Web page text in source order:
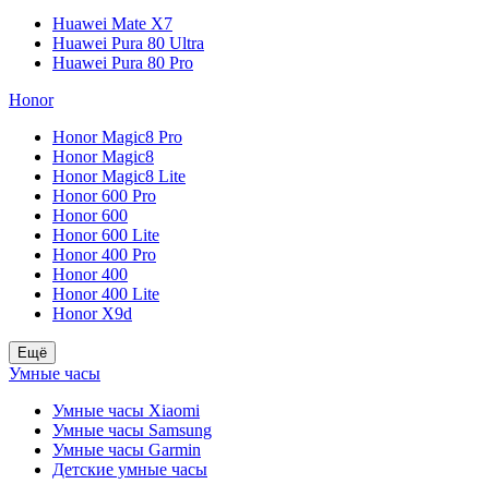
Huawei Mate X7
Huawei Pura 80 Ultra
Huawei Pura 80 Pro
Honor
Honor Magic8 Pro
Honor Magic8
Honor Magic8 Lite
Honor 600 Pro
Honor 600
Honor 600 Lite
Honor 400 Pro
Honor 400
Honor 400 Lite
Honor X9d
Ещё
Умные часы
Умные часы Xiaomi
Умные часы Samsung
Умные часы Garmin
Детские умные часы